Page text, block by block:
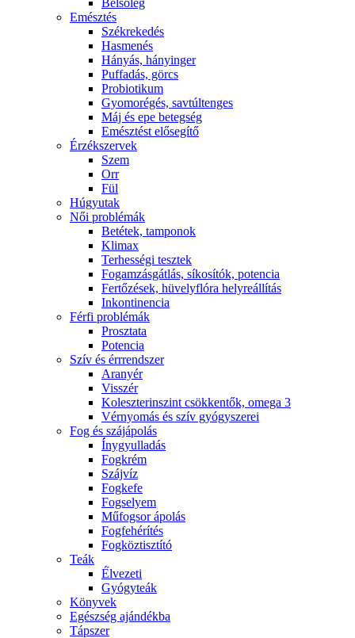
Belsőleg
Emésztés
Székrekedés
Hasmenés
Hányás, hányinger
Puffadás, görcs
Probiotikum
Gyomorégés, savtúltenges
Máj és epe betegség
Emésztést elősegítő
Érzékszervek
Szem
Orr
Fül
Húgyutak
Női problémák
Betétek, tamponok
Klimax
Terhességi tesztek
Fogamzásgátlás, síkosítók, potencia
Fertőzések, hüvelyflóra helyreállítás
Inkontinencia
Férfi problémák
Prosztata
Potencia
Szív és érrrendszer
Aranyér
Visszér
Koleszterinszint csökkentők, omega 3
Vérnyomás és szív gyógyszerei
Fog és szájápolás
Í́nygyulladás
Fogkrém
Szájvíz
Fogkefe
Fogselyem
Műfogsor ápolás
Fogfehérítés
Fogköztisztító
Teák
É́lvezeti
Gyógyteák
Könyvek
Egészség ajándékba
Tápszer